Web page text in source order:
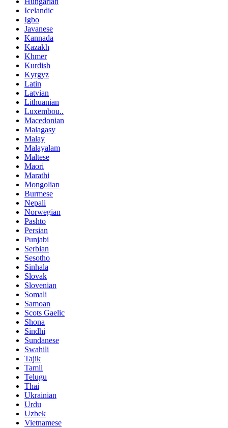
Icelandic
Igbo
Javanese
Kannada
Kazakh
Khmer
Kurdish
Kyrgyz
Latin
Latvian
Lithuanian
Luxembou..
Macedonian
Malagasy
Malay
Malayalam
Maltese
Maori
Marathi
Mongolian
Burmese
Nepali
Norwegian
Pashto
Persian
Punjabi
Serbian
Sesotho
Sinhala
Slovak
Slovenian
Somali
Samoan
Scots Gaelic
Shona
Sindhi
Sundanese
Swahili
Tajik
Tamil
Telugu
Thai
Ukrainian
Urdu
Uzbek
Vietnamese